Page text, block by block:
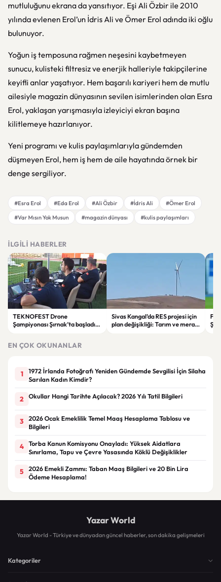
mutluluğunu ekrana da yansıtıyor. Eşi Ali Özbir ile 2010
yılında evlenen Erol’un İdris Ali ve Ömer Erol adında iki oğlu
bulunuyor.
Yoğun iş temposuna rağmen neşesini kaybetmeyen
sunucu, kulisteki filtresiz ve enerjik halleriyle takipçilerine
keyifli anlar yaşatıyor. Hem başarılı kariyeri hem de mutlu
ailesiyle magazin dünyasının sevilen isimlerinden olan Esra
Erol, yaklaşan yarışmasıyla izleyiciyi ekran başına
kilitlemeye hazırlanıyor.
Yeni programı ve kulis paylaşımlarıyla gündemden
düşmeyen Erol, hem iş hem de aile hayatında örnek bir
denge sergiliyor.
#Esra Erol #Eda Erol #Ali Özbir #İdris Ali
#Ömer Erol
#Var Mısın Yok Musun
#magazin dünyası #kulis paylaşımları
İLGILI HABERLER
TEKNOFEST Drone
Şampiyonası Şırnak’ta başladı:
Sivas Kangal’da RES projesi için
plan değişikliği: Tarım ve mera
EN ÇOK OKUNANLAR
1
1972 İrlanda Fotoğrafı Yeniden Gündemde Sevgilisi İçin Silaha
Sarılan Kadın Kimdir?
2 Okullar Hangi Tarihte Açılacak? 2026 Yılı Tatil Bilgileri
3
2026 Ocak Emeklilik Temel Maaş Hesaplama Tablosu ve
Bilgileri
4
Torba Kanun Komisyonu Onayladı: Yüksek Aidatlara
Sınırlama, Tapu ve Çevre Yasasında Köklü Değişiklikler
5
2026 Emekli Zammı: Taban Maaş Bilgileri ve 20 Bin Lira
Ödeme Hesaplama!
Yazar World
Yazar World - Türkiye ve dünyadan güncel haberler, son dakika gelişmeleri
Kategoriler